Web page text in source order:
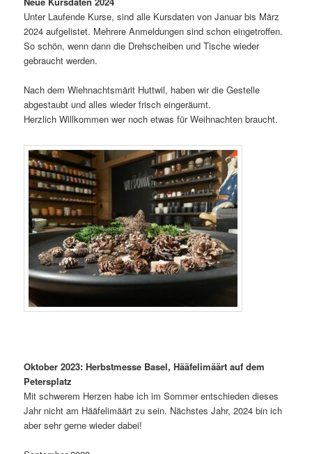
Unter Laufende Kurse, sind alle Kursdaten von Januar bis März
2024 aufgelistet. Mehrere Anmeldungen sind schon eingetroffen.
So schön, wenn dann die Drehscheiben und Tische wieder
gebraucht werden.
Nach dem Wiehnachtsmärit Huttwil, haben wir die Gestelle
abgestaubt und alles wieder frisch eingeräumt.
Herzlich Willkommen wer noch etwas für Weihnachten braucht.
Oktober 2023: Herbstmesse Basel, Hääfelimäärt auf dem
Petersplatz
Mit schwerem Herzen habe ich im Sommer entschieden dieses
Jahr nicht am Hääfelimäärt zu sein. Nächstes Jahr, 2024 bin ich
aber sehr gerne wieder dabei!